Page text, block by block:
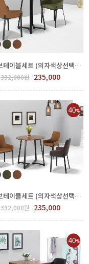
로바 러브테이블세트 (의자색상선택) FPP77-0003.4
392,000원 235,000
로바 러브테이블세트 (의자색상선택) FPP77-0008.9
392,000원 235,000